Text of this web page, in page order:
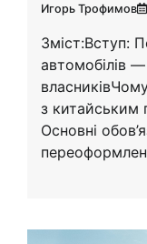
Игорь Трофимов
Зміст:Вступ:
автомобілів
з китайським
Основні